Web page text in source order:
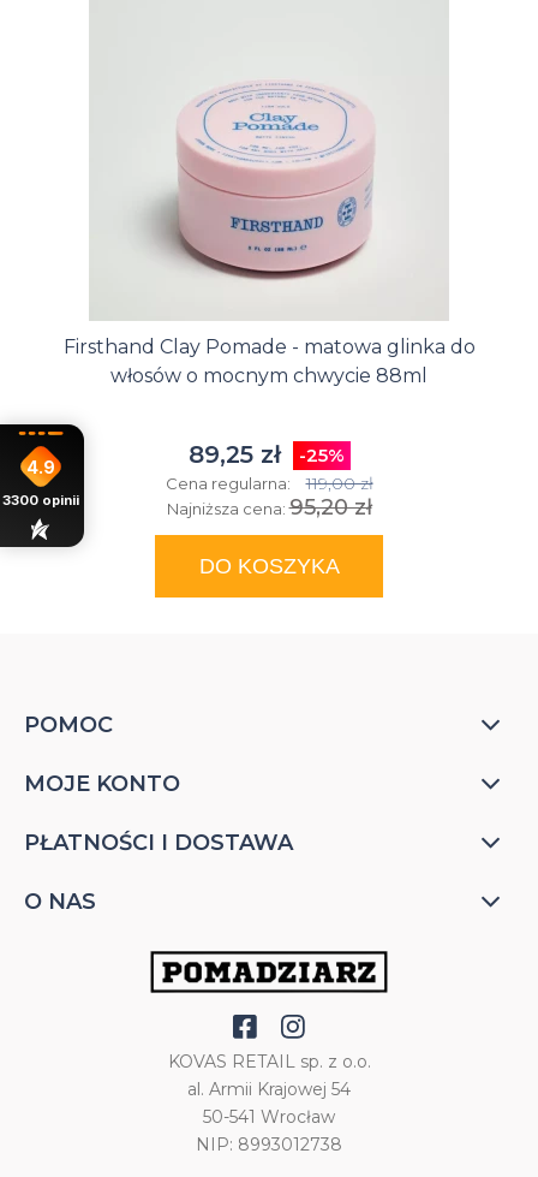
Firsthand Clay Pomade - matowa glinka do
włosów o mocnym chwycie 88ml
89,25 zł -25%
Cena regularna: 119,00 zł
Najniższa cena:95,20 zł
DO KOSZYKA
POMOC
MOJE KONTO
PŁATNOŚCI I DOSTAWA
O NAS
KOVAS RETAIL sp. z o.o.
al. Armii Krajowej 54
50-541 Wrocław
NIP: 8993012738
4.9
3300 opinii